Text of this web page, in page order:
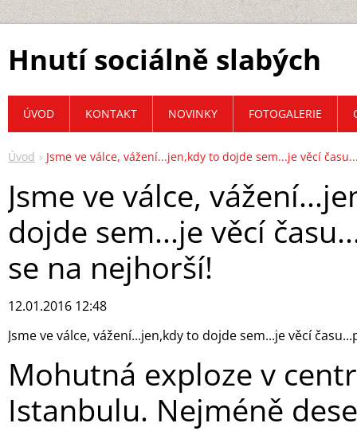
Hnutí sociálně slabých
Úvod Jsme ve válce, vážení...jen,kdy to dojde sem...je věcí
Jsme ve válce,
dojde sem...je věcí
se na nejhorší!
12.01.2016 12:48
Jsme ve válce, vážení...jen,kdy to dojde sem...je věcí
Mohutná exploze v
Istanbulu. Nejméně
ÚVOD KONTAKT NOVINKY FOTOGALERIE